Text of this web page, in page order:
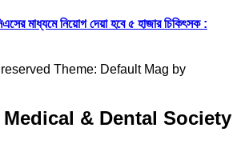
মাধ্যমে নিয়োগ দেয়া হবে ৫ হাজার চিকিৎসক :
Theme: Default Mag by
& Dental Society